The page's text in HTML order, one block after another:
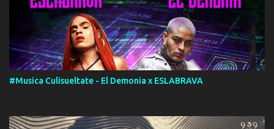
#Musica Culisueltate - El Demonia x ESLABRAVA